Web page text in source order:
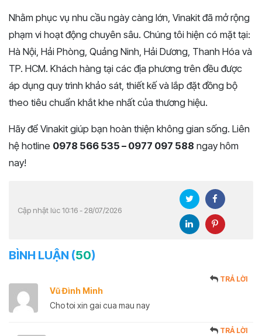
Nhằm phục vụ nhu cầu ngày càng lớn, Vinakit đã mở rộng
phạm vi hoạt động chuyên sâu. Chúng tôi hiện có mặt tại:
Hà Nội, Hải Phòng, Quảng Ninh, Hải Dương, Thanh Hóa và
TP. HCM. Khách hàng tại các địa phương trên đều được
áp dụng quy trình khảo sát, thiết kế và lắp đặt đồng bộ
theo tiêu chuẩn khắt khe nhất của thương hiệu.
Hãy để Vinakit giúp bạn hoàn thiện không gian sống. Liên
hệ hotline 0978 566 535 – 0977 097 588 ngay hôm
nay!
Cập nhật lúc 10:16 - 28/07/2026
BÌNH LUẬN (50)
Vũ Đình Minh
TRẢ LỜI
Cho toi xin gai cua mau nay
TRẢ LỜI